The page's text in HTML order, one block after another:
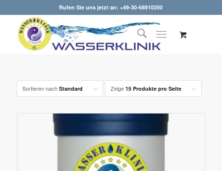
Rufen Sie uns jetzt an: +49-30-68910250
Sortieren nach Standard Zeige 15 Produkte pro Seite